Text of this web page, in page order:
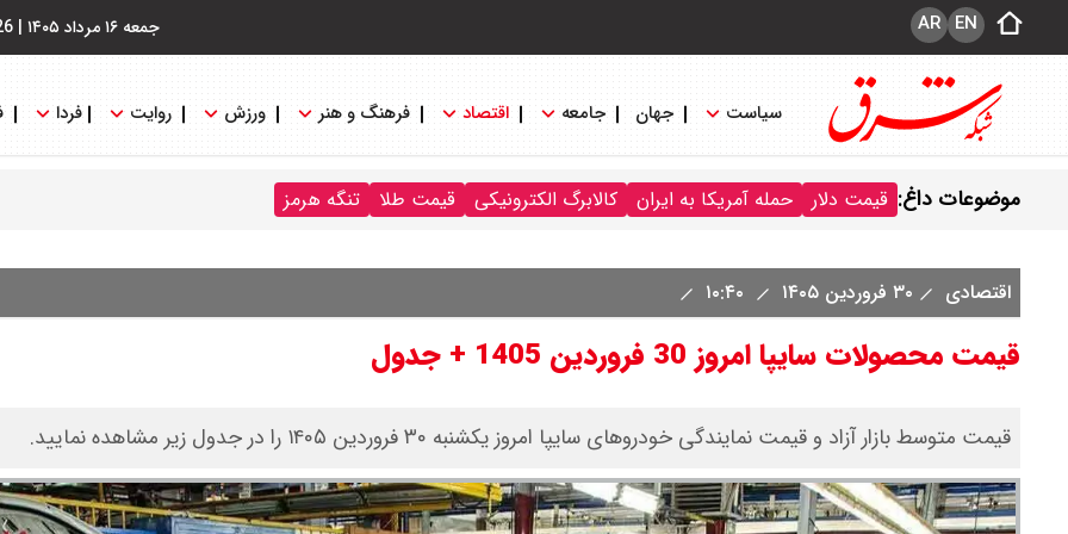
جمعه ۱۶ مرداد ۱۴۰۵ | EN
AR
سیاست جهان جامعه اقتصاد فرهنگ و هنر ورزش روایت فردا
موضوعات داغ: قیمت دلار حمله آمریکا به ایران کالابرگ الکترونیکی قیمت طلا تنگه هرمز
اقتصادی ۳۰ فروردین ۱۴۰۵
قیمت محصولات سایپا امروز 30 فروردین 1405 + جدول
قیمت متوسط بازار آزاد و قیمت نمایندگی خودرو‌های سایپا امروز یکشنبه ۳۰ فروردین ۱۴۰۵ را در جدول زیر مشاهده نمایید.